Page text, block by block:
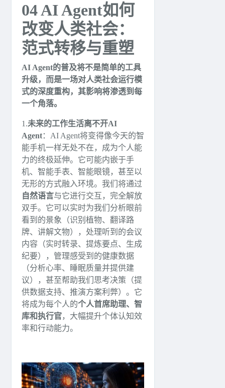
04 AI Agent如何
改变人类社会：
范式转移与重塑
AI Agent的普及将不是简单的工具
升级，而是一场对人类社会运行模
式的深度重构，其影响将渗透到每
一个角落。
1.未来的工作生活离不开AI
Agent：AI Agent将变得像今天的智
能手机一样无处不在，成为个人能
力的终极延伸。它可能内嵌于手
机、智能手表、智能眼镜，甚至以
无形的方式融入环境。我们将通过
自然语言与它进行交互，完全解放
双手。它可以实时为我们分析眼前
看到的景象（识别植物、翻译路
牌、讲解文物），处理听到的会议
内容（实时转录、提炼要点、生成
纪要），管理感受到的健康数据
（分析心率、睡眠质量并提供建
议），甚至帮助我们思考决策（提
供数据支持、推演方案利弊）。它
将成为每个人的个人首席助理、智
库和执行官，大幅提升个体认知效
率和行动能力。